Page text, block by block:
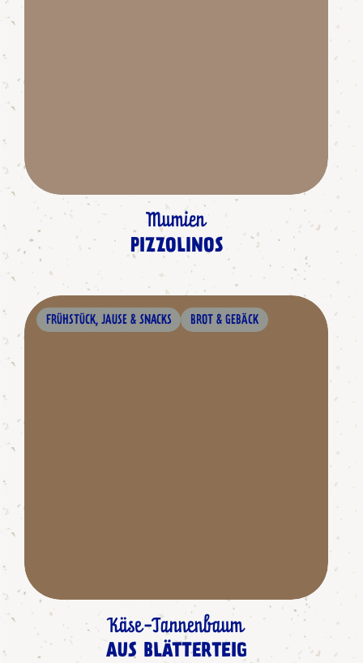
Mumien
PIZZOLINOS
FRÜHSTÜCK, JAUSE & SNACKS BROT & GEBÄCK
Käse-Tannenbaum
AUS BLÄTTERTEIG